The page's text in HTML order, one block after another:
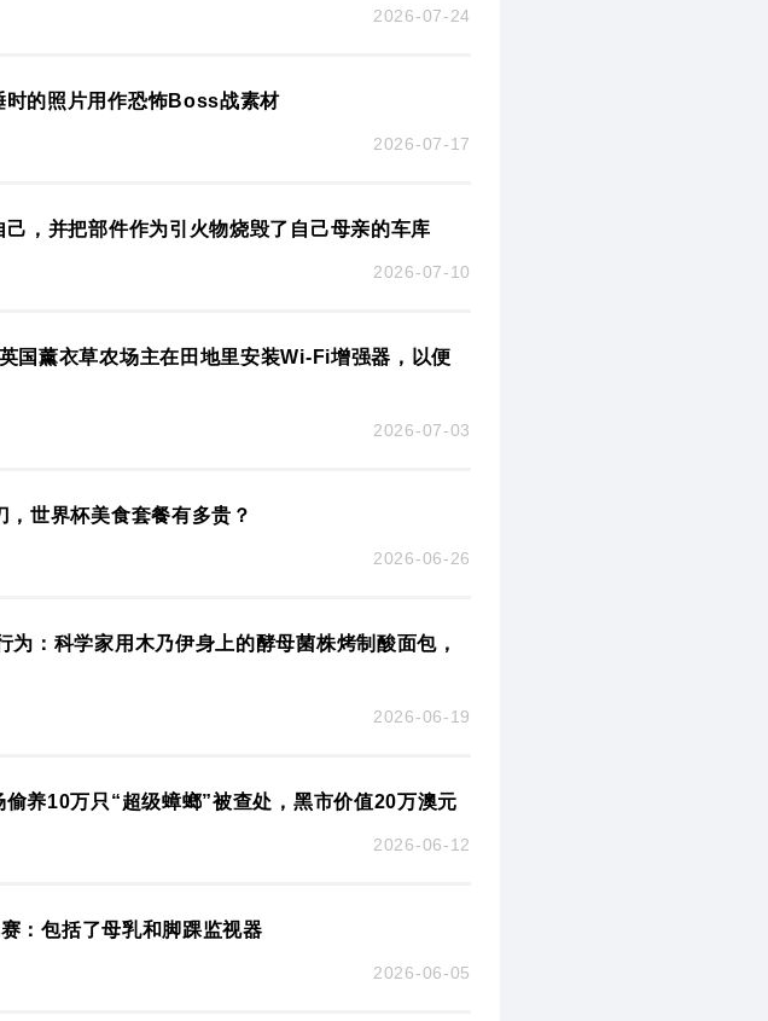
2026-07-24
时的照片用作恐怖Boss战素材
2026-07-17
，并把部件作为引火物烧毁了自己母亲的车库
2026-07-10
国薰衣草农场主在田地里安装Wi-Fi增强器，以便
2026-07-03
世界杯美食套餐有多贵？
2026-06-26
：科学家用木乃伊身上的酵母菌株烤制酸面包，
2026-06-19
养10万只“超级蟑螂”被查处，黑市价值20万澳元
2026-06-12
：包括了母乳和脚踝监视器
2026-06-05